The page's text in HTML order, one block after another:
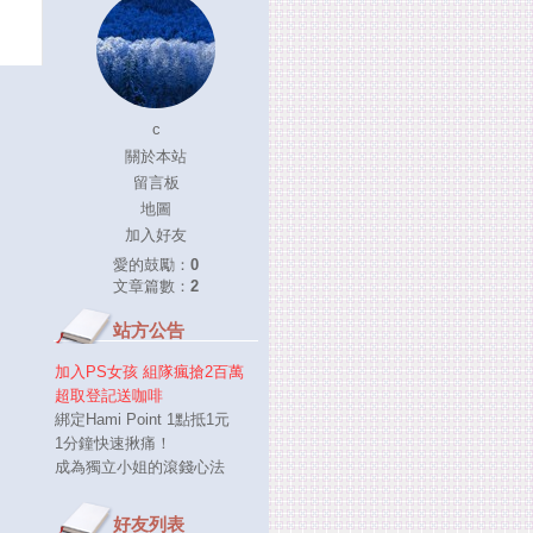
c
關於本站
留言板
地圖
加入好友
愛的鼓勵： 0
文章篇數： 2
站方公告
加入PS女孩 組隊瘋搶2百萬
超取登記送咖啡
綁定Hami Point 1點抵1元
1分鐘快速揪痛！
成為獨立小姐的滾錢心法
好友列表